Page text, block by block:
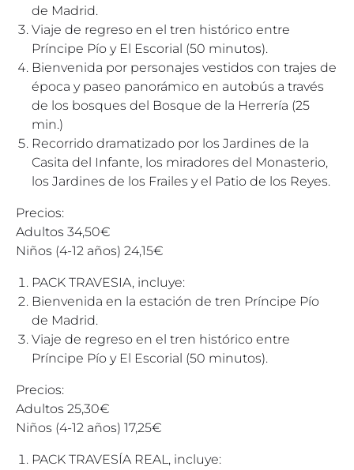
de Madrid.
Viaje de regreso en el tren histórico entre
Príncipe Pío y El Escorial (50 minutos).
Bienvenida por personajes vestidos con trajes de
época y paseo panorámico en autobús a través
de los bosques del Bosque de la Herrería (25
min.)
Recorrido dramatizado por los Jardines de la
Casita del Infante, los miradores del Monasterio,
los Jardines de los Frailes y el Patio de los Reyes.
Precios:
Adultos 34,50€
Niños (4-12 años) 24,15€
PACK TRAVESIA, incluye:
Bienvenida en la estación de tren Príncipe Pío
de Madrid.
Viaje de regreso en el tren histórico entre
Príncipe Pío y El Escorial (50 minutos).
Precios:
Adultos 25,30€
Niños (4-12 años) 17,25€
PACK TRAVESÍA REAL, incluye: